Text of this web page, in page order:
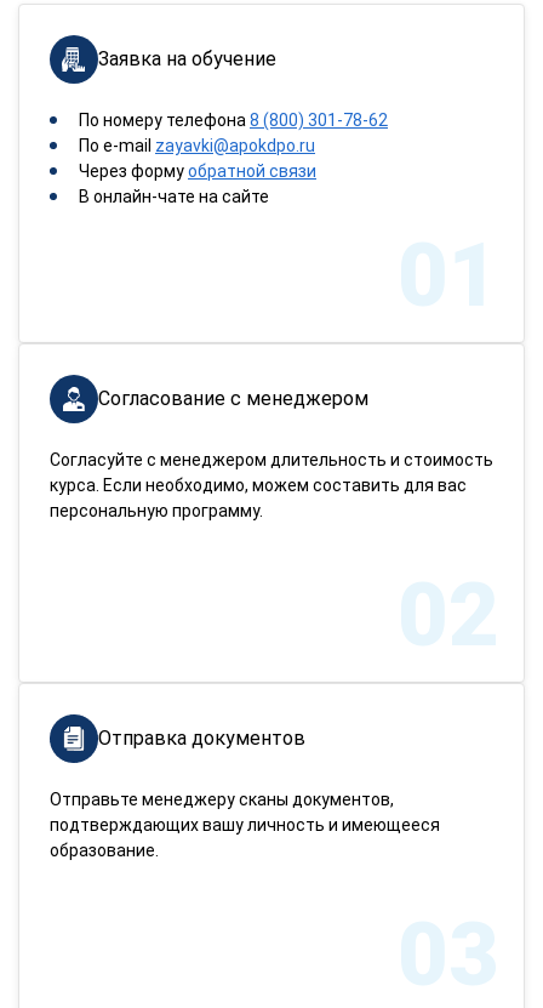
Заявка на обучение
По номеру телефона 8 (800) 301-78-62
По e-mail zayavki@apokdpo.ru
Через формуобратной связи
В онлайн-чате на сайте
01
Согласование с менеджером
Согласуйте с менеджером длительность и стоимость
курса. Если необходимо, можем составить для вас
персональную программу.
02
Отправка документов
Отправьте менеджеру сканы документов,
подтверждающих вашу личность и имеющееся
образование.
03